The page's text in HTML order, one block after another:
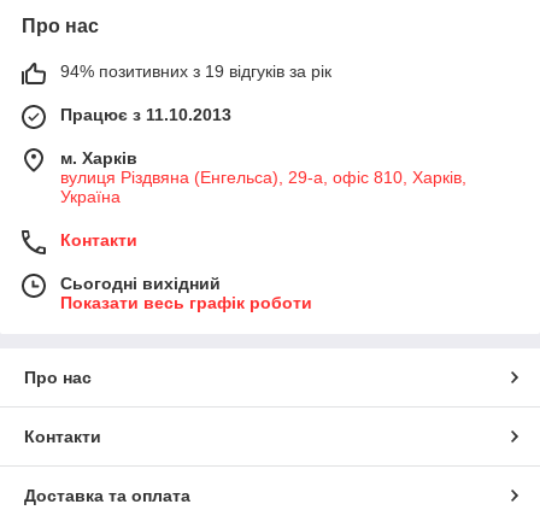
Про нас
94% позитивних з 19 відгуків за рік
Працює з 11.10.2013
м. Харків
вулиця Різдвяна (Енгельса), 29-а, офіс 810, Харків,
Україна
Контакти
Сьогодні вихідний
Показати весь графік роботи
Про нас
Контакти
Доставка та оплата